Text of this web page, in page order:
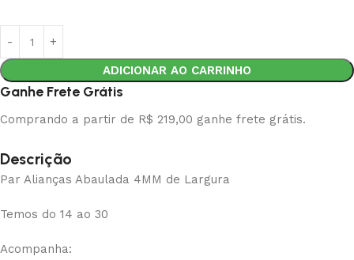
ADICIONAR AO CARRINHO
Ganhe Frete Grátis
Comprando a partir de R$ 219,00 ganhe frete grátis.
Descrição
Par Alianças Abaulada 4MM de Largura
Temos do 14 ao 30
Acompanha: